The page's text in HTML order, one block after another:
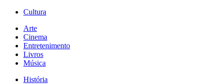
Cultura
Arte
Cinema
Entretenimento
Livros
Música
História